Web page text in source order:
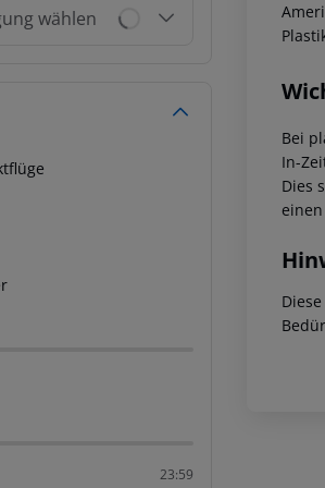
wählen
23:59
Bei
In-
Dies